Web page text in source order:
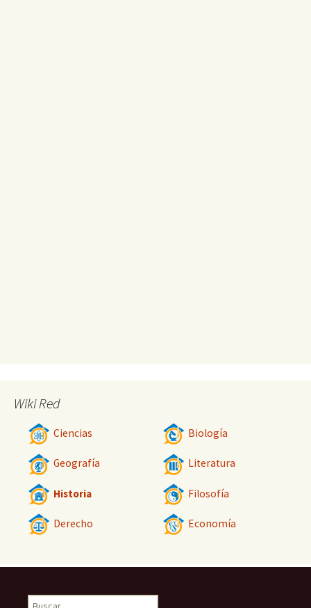
Wiki Red
Ciencias Biología
Geografía Literatura
Historia Filosofía
Derecho Economía
Buscar: